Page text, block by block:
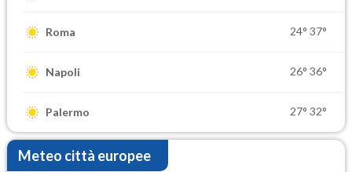
Roma 24° 37°
Napoli 26° 36°
Palermo 27° 32°
Meteo città europee